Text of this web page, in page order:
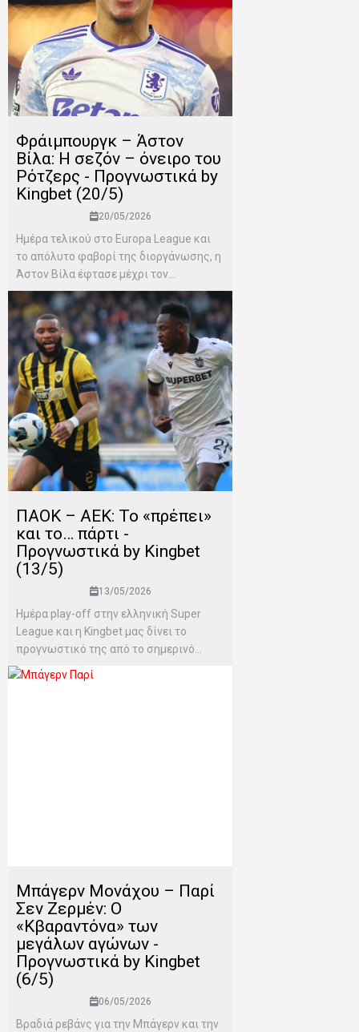
Φράιμπουργκ – Άστον
Βίλα: Η σεζόν – όνειρο του
Ρότζερς - Προγνωστικά by
Kingbet (20/5)
20/05/2026
Ημέρα τελικού στο Europa League και
το απόλυτο φαβορί της διοργάνωσης, η
Άστον Βίλα έφτασε μέχρι τον...
ΠΑΟΚ – ΑΕΚ: Το «πρέπει»
και το… πάρτι -
Προγνωστικά by Kingbet
(13/5)
13/05/2026
Ημέρα play-off στην ελληνική Super
League και η Kingbet μας δίνει το
προγνωστικό της από το σημερινό...
Μπάγερν Μονάχου – Παρί
Σεν Ζερμέν: Ο
«Κβαραντόνα» των
μεγάλων αγώνων -
Προγνωστικά by Kingbet
(6/5)
06/05/2026
Βραδιά ρεβάνς για την Μπάγερν και την